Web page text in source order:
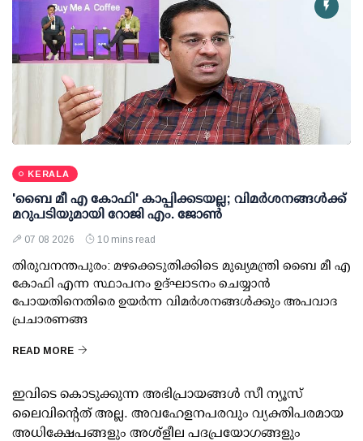
KERALA
'ബൈ മീ എ കോഫി' കാപ്പിക്കടയല്ല; വിമര്‍ശനങ്ങള്‍ക്ക്
മറുപടിയുമായി റോജി എം. ജോണ്‍
07 08 2026 10 mins read
തിരുവനന്തപുരം: മഴക്കെടുതിക്കിടെ മുഖ്യമന്ത്രി ബൈ മീ എ
കോഫി എന്ന സ്ഥാപനം ഉദ്ഘാടനം ചെയ്യാന്‍
പോയതിനെതിരെ ഉയര്‍ന്ന വിമര്‍ശനങ്ങള്‍ക്കും അപവാദ
പ്രചാരണങ്ങ
READ MORE
ഇവിടെ കൊടുക്കുന്ന അഭിപ്രായങ്ങള്‍ സീ ന്യൂസ്
ലൈവിന്റെത് അല്ല. അവഹേളനപരവും വ്യക്തിപരമായ
അധിക്ഷേപങ്ങളും അശ്‌ളീല പദപ്രയോഗങ്ങളും